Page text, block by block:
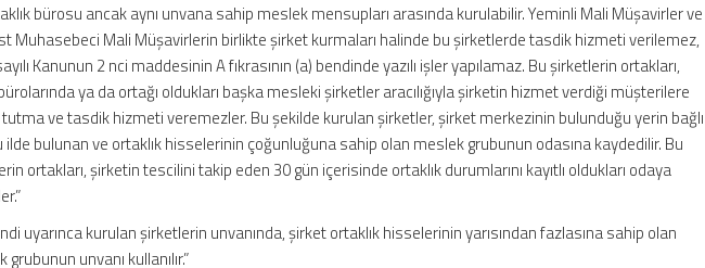
bürosu ancak aynı unvana sahip meslek mensupları arasında kurulabilir. Yeminli Mali Müşavirler ve
Muhasebeci Mali Müşavirlerin birlikte şirket kurmaları halinde bu şirketlerde tasdik hizmeti verilemez,
Kanunun 2 nci maddesinin A fıkrasının (a) bendinde yazılı işler yapılamaz. Bu şirketlerin ortakları,
ya da ortağı oldukları başka mesleki şirketler aracılığıyla şirketin hizmet verdiği müşterilere
ve tasdik hizmeti veremezler. Bu şekilde kurulan şirketler, şirket merkezinin bulunduğu yerin bağlı
ilde bulunan ve ortaklık hisselerinin çoğunluğuna sahip olan meslek grubunun odasına kaydedilir. Bu
ortakları, şirketin tescilini takip eden 30 gün içerisinde ortaklık durumlarını kayıtlı oldukları odaya
uyarınca kurulan şirketlerin unvanında, şirket ortaklık hisselerinin yarısından fazlasına sahip olan
grubunun unvanı kullanılır.”